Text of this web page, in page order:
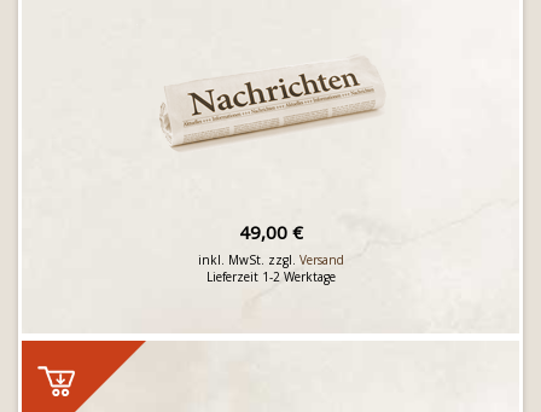
49,00 €
inkl. MwSt. zzgl. Versand
Lieferzeit 1-2 Werktage